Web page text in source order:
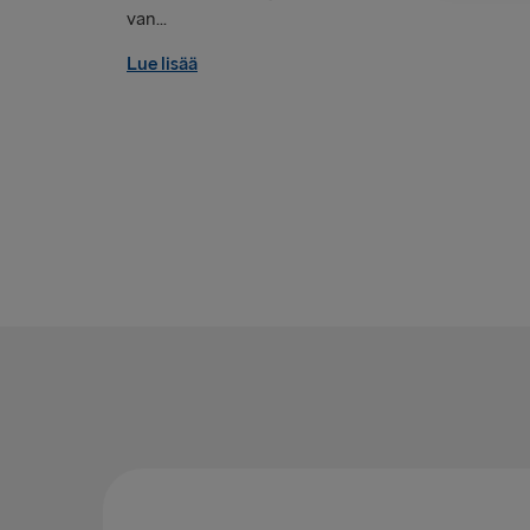
van...
Lue lisää